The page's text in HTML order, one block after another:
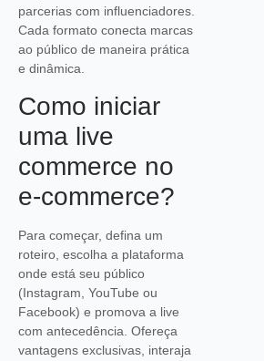
parcerias com influenciadores.
Cada formato conecta marcas
ao público de maneira prática
e dinâmica.
Como iniciar
uma live
commerce no
e-commerce?
Para começar, defina um
roteiro, escolha a plataforma
onde está seu público
(Instagram, YouTube ou
Facebook) e promova a live
com antecedência. Ofereça
vantagens exclusivas, interaja